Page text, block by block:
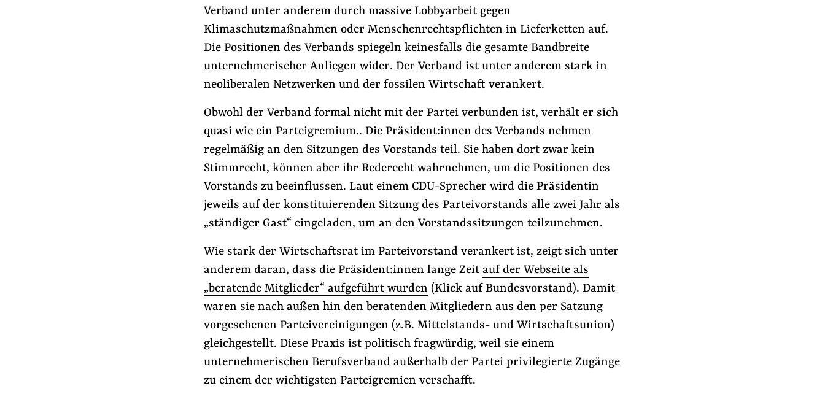
Verband unter anderem durch massive Lobbyarbeit gegen
Klimaschutzmaßnahmen oder Menschenrechtspflichten in Lieferketten auf.
Die Positionen des Verbands spiegeln keinesfalls die gesamte Bandbreite
unternehmerischer Anliegen wider. Der Verband ist unter anderem stark in
neoliberalen Netzwerken und der fossilen Wirtschaft verankert.
Obwohl der Verband formal nicht mit der Partei verbunden ist, verhält er sich
quasi wie ein Parteigremium.. Die Präsident:innen des Verbands nehmen
regelmäßig an den Sitzungen des Vorstands teil. Sie haben dort zwar kein
Stimmrecht, können aber ihr Rederecht wahrnehmen, um die Positionen des
Vorstands zu beeinflussen. Laut einem CDU-Sprecher wird die Präsidentin
jeweils auf der konstituierenden Sitzung des Parteivorstands alle zwei Jahr als
„ständiger Gast“ eingeladen, um an den Vorstandssitzungen teilzunehmen.
Wie stark der Wirtschaftsrat im Parteivorstand verankert ist, zeigt sich unter
anderem daran, dass die Präsident:innen lange Zeit auf der Webseite als
„beratende Mitglieder“ aufgeführt wurden (Klick auf Bundesvorstand). Damit
waren sie nach außen hin den beratenden Mitgliedern aus den per Satzung
vorgesehenen Parteivereinigungen (z.B. Mittelstands- und Wirtschaftsunion)
gleichgestellt. Diese Praxis ist politisch fragwürdig, weil sie einem
unternehmerischen Berufsverband außerhalb der Partei privilegierte Zugänge
zu einem der wichtigsten Parteigremien verschafft.